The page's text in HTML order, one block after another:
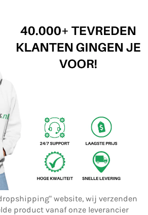
website, wij verzenden
product vanaf onze leverancier